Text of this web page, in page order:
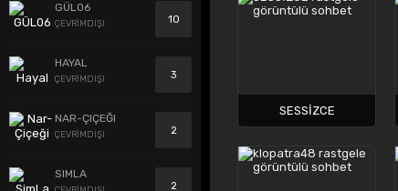
GÜL06
ÇEVRİMDIŞI 10
HAYAL
ÇEVRİMDIŞI 3
NAR-ÇIÇEĞI
ÇEVRİMDIŞI 2
SIMLA
2
SESSİZCE